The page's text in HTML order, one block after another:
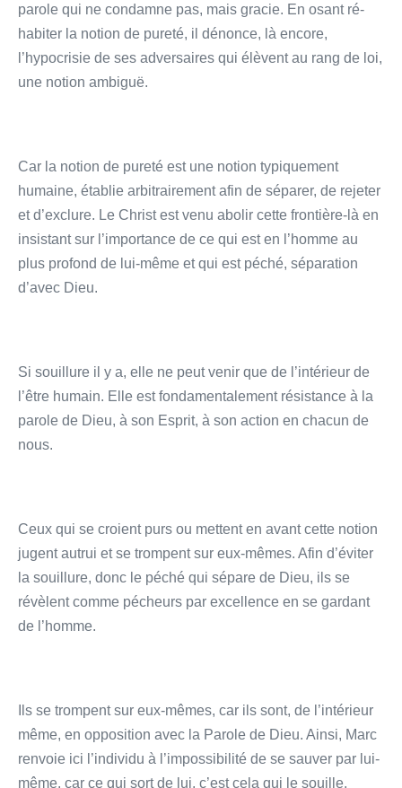
parole qui ne condamne pas, mais gracie. En osant ré-
habiter la notion de pureté, il dénonce, là encore,
l’hypocrisie de ses adversaires qui élèvent au rang de loi,
une notion ambiguë.
Car la notion de pureté est une notion typiquement
humaine, établie arbitrairement afin de séparer, de rejeter
et d’exclure. Le Christ est venu abolir cette frontière-là en
insistant sur l’importance de ce qui est en l’homme au
plus profond de lui-même et qui est péché, séparation
d’avec Dieu.
Si souillure il y a, elle ne peut venir que de l’intérieur de
l’être humain. Elle est fondamentalement résistance à la
parole de Dieu, à son Esprit, à son action en chacun de
nous.
Ceux qui se croient purs ou mettent en avant cette notion
jugent autrui et se trompent sur eux-mêmes. Afin d’éviter
la souillure, donc le péché qui sépare de Dieu, ils se
révèlent comme pécheurs par excellence en se gardant
de l’homme.
Ils se trompent sur eux-mêmes, car ils sont, de l’intérieur
même, en opposition avec la Parole de Dieu. Ainsi, Marc
renvoie ici l’individu à l’impossibilité de se sauver par lui-
même, car ce qui sort de lui, c’est cela qui le souille.